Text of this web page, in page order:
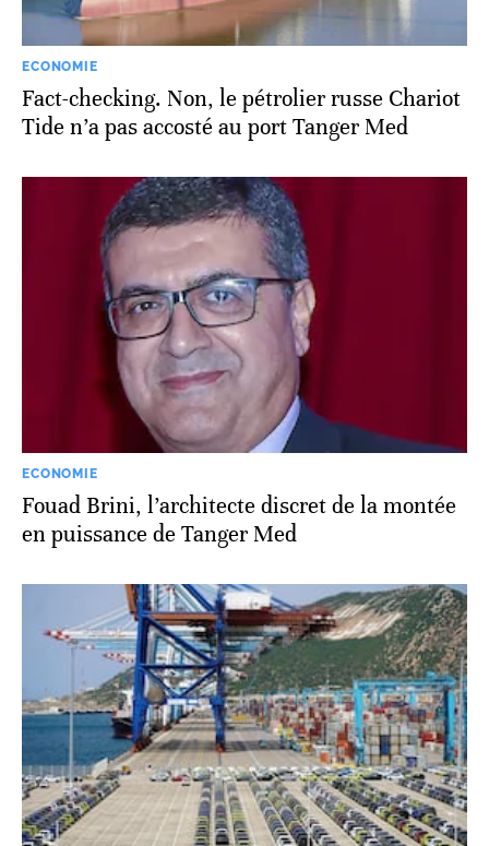
ECONOMIE
Fact-checking. Non, le pétrolier russe Chariot
Tide n’a pas accosté au port Tanger Med
ECONOMIE
Fouad Brini, l’architecte discret de la montée
en puissance de Tanger Med